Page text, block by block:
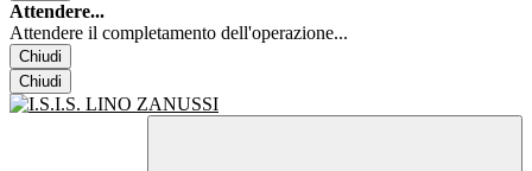
Attendere...
Attendere il completamento dell'operazione...
Chiudi
Chiudi